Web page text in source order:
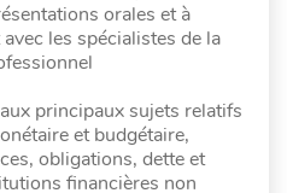
orales et à
les spécialistes de la
principaux sujets relatifs
et budgétaire,
obligations, dette et
financières non